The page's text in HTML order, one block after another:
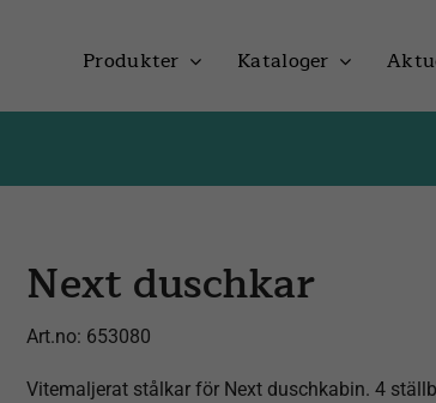
Produkter Kataloger
Next duschkar
Art.no: 653080
Vitemaljerat stålkar för Next duschkabin. 4